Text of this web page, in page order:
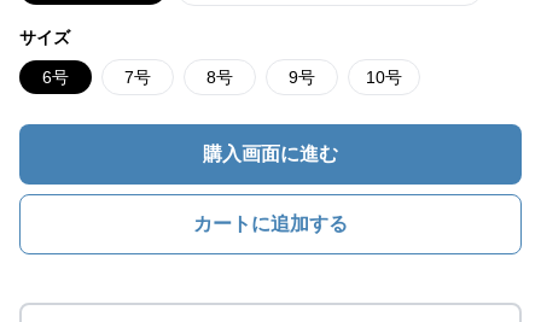
サイズ
6号 7号 8号 9号 10号
購入画面に進む
カートに追加する